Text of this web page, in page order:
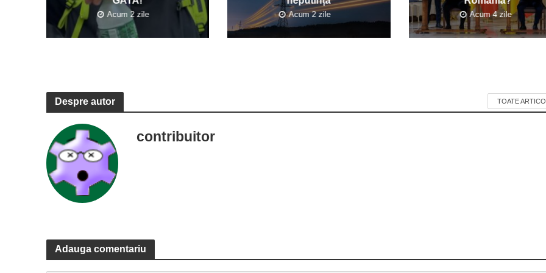
Acum 2 zile Acum 2 zile Acum 4 zile
Despre autor TOATE
contribuitor
Adauga comentariu